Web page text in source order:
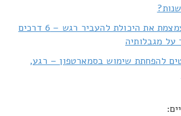
תקשורת המסכים מצמצמת את היכולת להעביר רגש – 6 דרכים
על מגבלותיה
להפחתת שימוש בסמארטפון – רגע,